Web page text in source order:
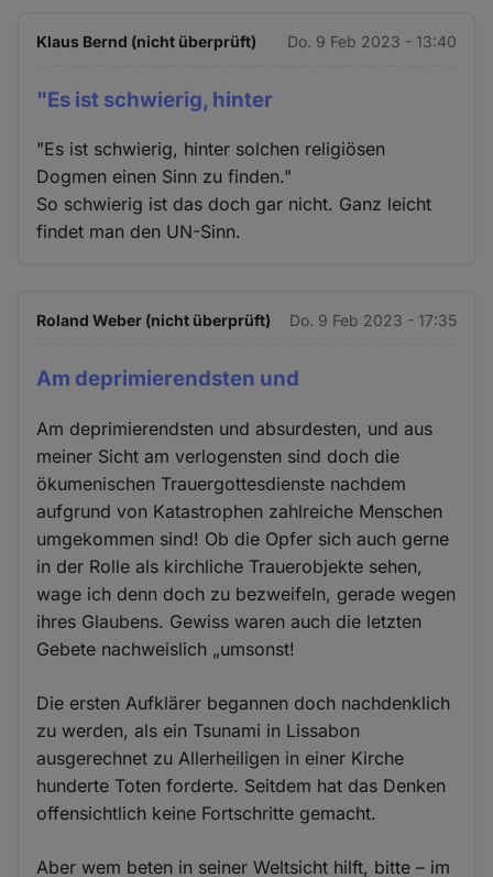
Klaus Bernd (nicht überprüft) Do. 9 Feb 2023 - 13:40
"Es ist schwierig, hinter
"Es ist schwierig, hinter solchen religiösen
Dogmen einen Sinn zu finden."
So schwierig ist das doch gar nicht. Ganz leicht
findet man den UN-Sinn.
Roland Weber (nicht überprüft) Do. 9 Feb 2023 - 17:35
Am deprimierendsten und
Am deprimierendsten und absurdesten, und aus
meiner Sicht am verlogensten sind doch die
ökumenischen Trauergottesdienste nachdem
aufgrund von Katastrophen zahlreiche Menschen
umgekommen sind! Ob die Opfer sich auch gerne
in der Rolle als kirchliche Trauerobjekte sehen,
wage ich denn doch zu bezweifeln, gerade wegen
ihres Glaubens. Gewiss waren auch die letzten
Gebete nachweislich „umsonst!
Die ersten Aufklärer begannen doch nachdenklich
zu werden, als ein Tsunami in Lissabon
ausgerechnet zu Allerheiligen in einer Kirche
hunderte Toten forderte. Seitdem hat das Denken
offensichtlich keine Fortschritte gemacht.
Aber wem beten in seiner Weltsicht hilft, bitte – im